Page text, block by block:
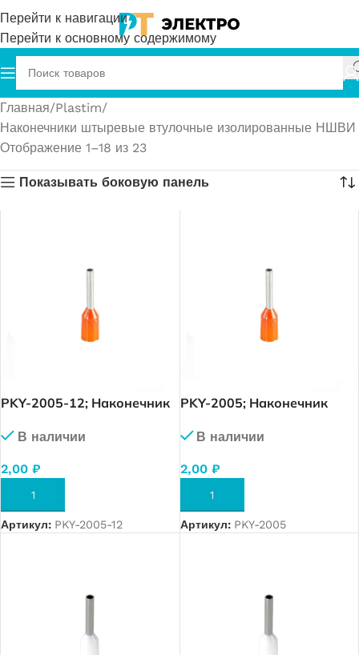
Перейти к навигации
Перейти к основному содержимому
Главная Plastim
Наконечники штыревые втулочные изолированные НШВИ
Отображение 1–18 из 23
Показывать боковую панель
PKY-2005-12; Наконечник
кв. (оранжевый), упак. 1
В наличии
2,00 ₽
В КОРЗИНУ
Артикул: PKY-2005-12
PKY-2005; Наконечник
кв. (оранжевый), упак. 1
В наличии
2,00 ₽
В КОРЗИНУ
Артикул: PKY-2005